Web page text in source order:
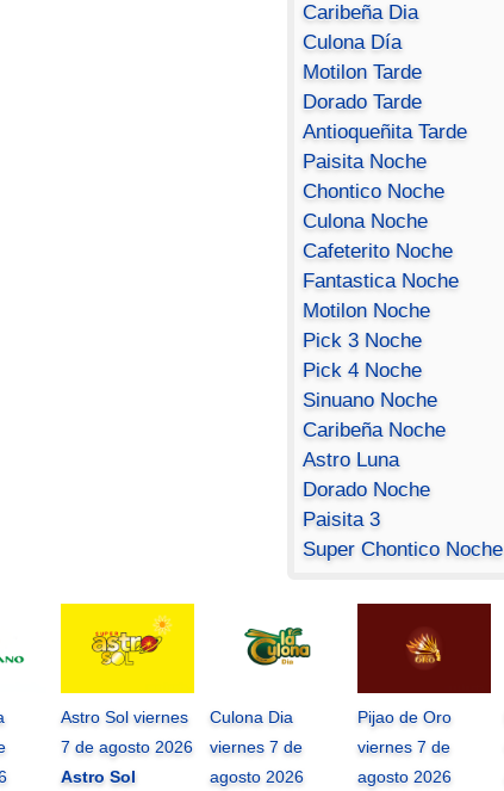
Caribeña Dia
Culona Día
Motilon Tarde
Dorado Tarde
Antioqueñita Tarde
Paisita Noche
Chontico Noche
Culona Noche
Cafeterito Noche
Fantastica Noche
Motilon Noche
Pick 3 Noche
Pick 4 Noche
Sinuano Noche
Caribeña Noche
Astro Luna
Dorado Noche
Paisita 3
Super Chontico Noche
Astro Sol viernes
7 de agosto 2026
Astro Sol
Culona Dia
viernes 7 de
agosto 2026
Pijao de Oro
viernes 7 de
agosto 2026